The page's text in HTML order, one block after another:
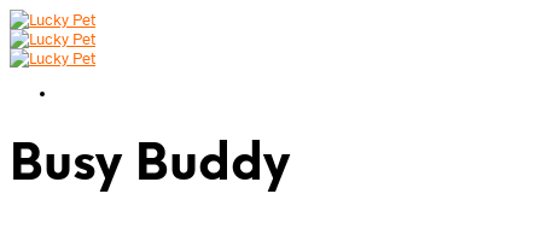
Busy Buddy